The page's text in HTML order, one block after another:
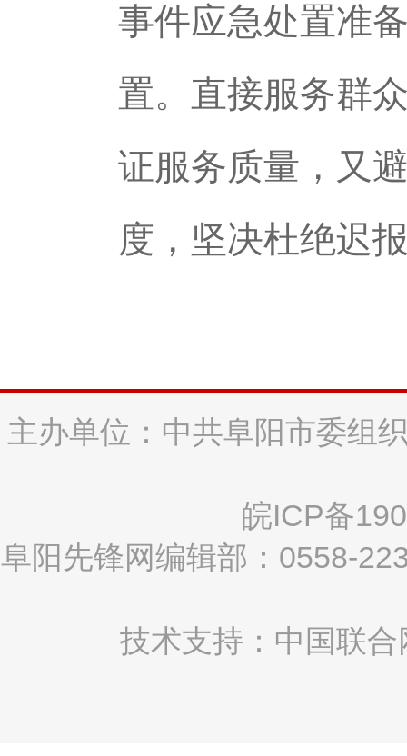
事件应急处置准
置。直接服务群
证服务质量，又
度，坚决杜绝迟
主办单位：中共阜阳市委组
皖ICP备
阜阳先锋网编辑部：0558-
技术支持：中国联